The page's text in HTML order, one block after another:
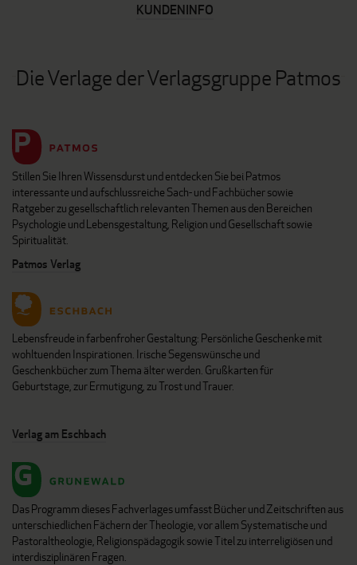
KUNDENINFO
Die Verlage der Verlagsgruppe Patmos
Stillen Sie Ihren Wissensdurst und entdecken Sie bei Patmos
interessante und aufschlussreiche Sach- und Fachbücher sowie
Ratgeber zu gesellschaftlich relevanten Themen aus den Bereichen
Psychologie und Lebensgestaltung, Religion und Gesellschaft sowie
Spiritualität.
Patmos Verlag
Lebensfreude in farbenfroher Gestaltung: Persönliche Geschenke mit
wohltuenden Inspirationen. Irische Segenswünsche und
Geschenkbücher zum Thema älter werden. Grußkarten für
Geburtstage, zur Ermutigung, zu Trost und Trauer.
Verlag am Eschbach
Das Programm dieses Fachverlages umfasst Bücher und Zeitschriften aus
unterschiedlichen Fächern der Theologie, vor allem Systematische und
Pastoraltheologie, Religionspädagogik sowie Titel zu interreligiösen und
interdisziplinären Fragen.